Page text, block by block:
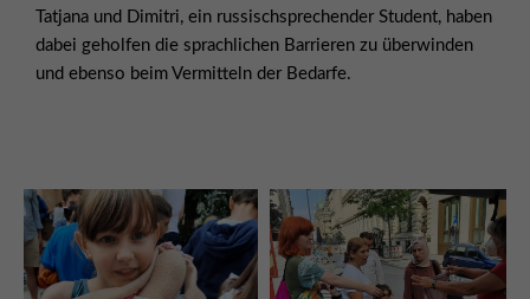
Tatjana und Dimitri, ein russischsprechender Student, haben
dabei geholfen die sprachlichen Barrieren zu überwinden
und ebenso beim Vermitteln der Bedarfe.